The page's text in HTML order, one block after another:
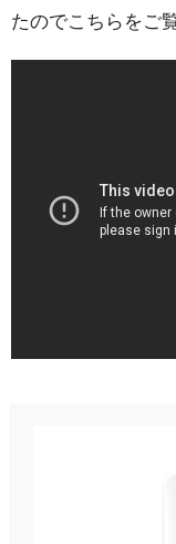
たのでこちらをご